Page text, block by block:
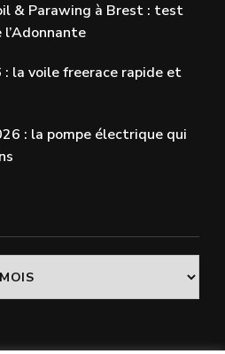
& Parawing à Brest : test
: la voile freerace rapide et
: la pompe électrique qui